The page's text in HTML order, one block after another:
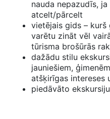
nauda nepazudīs,
atcelt/pārcelt
vietējais gids –
varētu zināt vēl
tūrisma brošūrās
dažādu stilu
jauniešiem,
atšķirīgas intereses
piedāvāto